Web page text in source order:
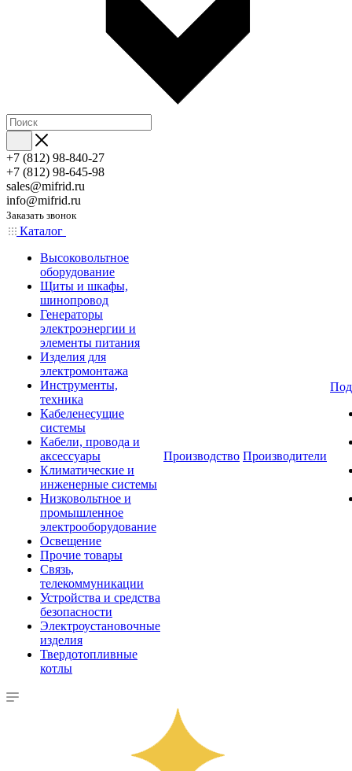
+7 (812) 98-840-27
+7 (812) 98-645-98
sales@mifrid.ru
info@mifrid.ru
Заказать звонок
Каталог
Высоковольтное
оборудование
Щиты и шкафы,
шинопровод
Генераторы
электроэнергии и
элементы питания
Изделия для
электромонтажа
Инструменты,
техника
Кабеленесущие
системы
Кабели, провода и
аксессуары
Климатические и
инженерные системы
Низковольтное и
промышленное
электрооборудование
Освещение
Прочие товары
Связь,
телекоммуникации
Устройства и средства
безопасности
Электроустановочные
изделия
Твердотопливные
котлы
Производство Производители